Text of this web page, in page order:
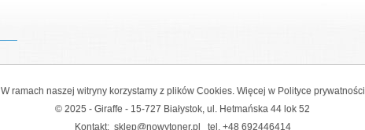
W ramach naszej witryny korzystamy z plików Cookies. Więcej w Polityce prywatności
© 2025 - Giraffe - 15-727 Białystok, ul. Hetmańska 44 lok 52
Kontakt: sklep@nowytoner.pl tel. +48 692446414